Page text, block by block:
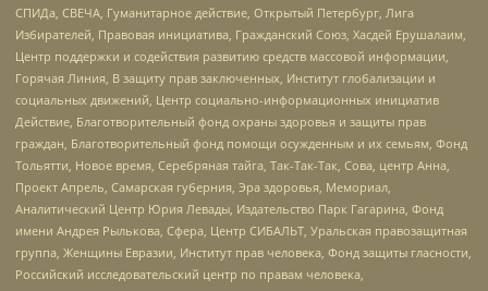
СПИДа, СВЕЧА, Гуманитарное действие, Открытый Петербург, Лига
Избирателей, Правовая инициатива, Гражданский Союз, Хасдей Ерушалаим,
Центр поддержки и содействия развитию средств массовой информации,
Горячая Линия, В защиту прав заключенных, Институт глобализации и
социальных движений, Центр социально-информационных инициатив
Действие, Благотворительный фонд охраны здоровья и защиты прав
граждан, Благотворительный фонд помощи осужденным и их семьям, Фонд
Тольятти, Новое время, Серебряная тайга, Так-Так-Так, Сова, центр Анна,
Проект Апрель, Самарская губерния, Эра здоровья, Мемориал,
Аналитический Центр Юрия Левады, Издательство Парк Гагарина, Фонд
имени Андрея Рылькова, Сфера, Центр СИБАЛЬТ, Уральская правозащитная
группа, Женщины Евразии, Институт прав человека, Фонд защиты гласности,
Российский исследовательский центр по правам человека,